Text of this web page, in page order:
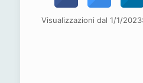
Visualizzazioni dal 1/1/2023: